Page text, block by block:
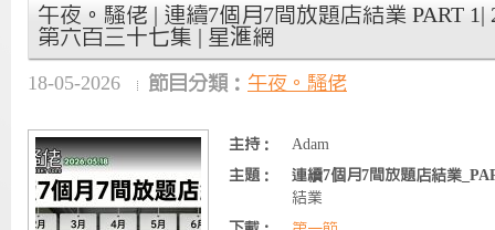
午夜。騷佬 | 連續7個月7間放題店結業 PART 1|
第六百三十七集 | 星滙網
18-05-2026 節目分類： 午夜。騷佬
主持：
Adam
主題：
連續7個月7間放題店結業
結業